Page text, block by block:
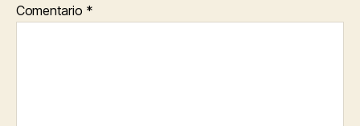
Comentario *